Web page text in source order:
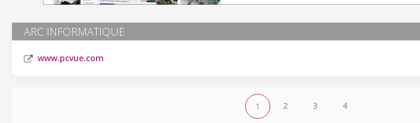
ARC INFORMATIQUE
www.pcvue.com
1 2 3 4